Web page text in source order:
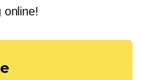
online!